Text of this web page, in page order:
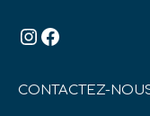
Instagram
Facebook
CONTACTEZ-